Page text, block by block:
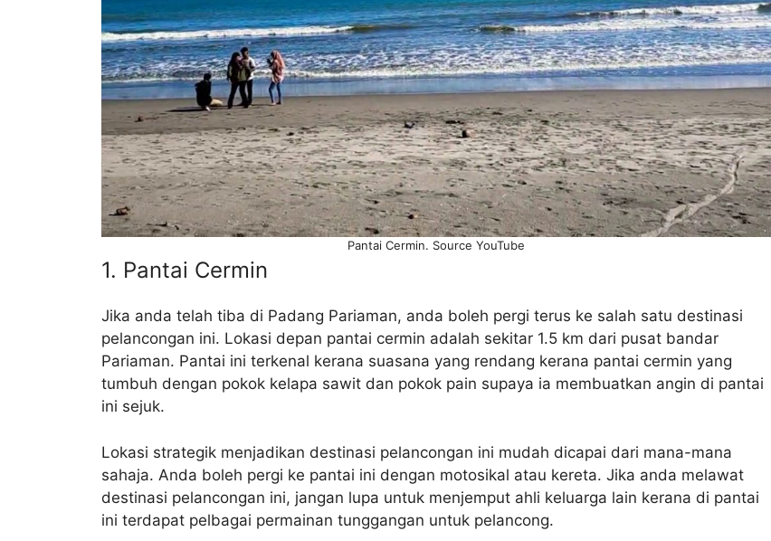
Pantai Cermin. Source YouTube
1. Pantai Cermin
Jika anda telah tiba di Padang Pariaman, anda boleh pergi terus ke salah satu destinasi
pelancongan ini. Lokasi depan pantai cermin adalah sekitar 1.5 km dari pusat bandar
Pariaman. Pantai ini terkenal kerana suasana yang rendang kerana pantai cermin yang
tumbuh dengan pokok kelapa sawit dan pokok pain supaya ia membuatkan angin di pantai
ini sejuk.
Lokasi strategik menjadikan destinasi pelancongan ini mudah dicapai dari mana-mana
sahaja. Anda boleh pergi ke pantai ini dengan motosikal atau kereta. Jika anda melawat
destinasi pelancongan ini, jangan lupa untuk menjemput ahli keluarga lain kerana di pantai
ini terdapat pelbagai permainan tunggangan untuk pelancong.